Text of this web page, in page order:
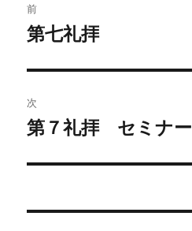
稿
ビ
ゲ
ー
前
過
の
投
稿:
第七礼拝
次
次
投
第７礼拝 セミナー